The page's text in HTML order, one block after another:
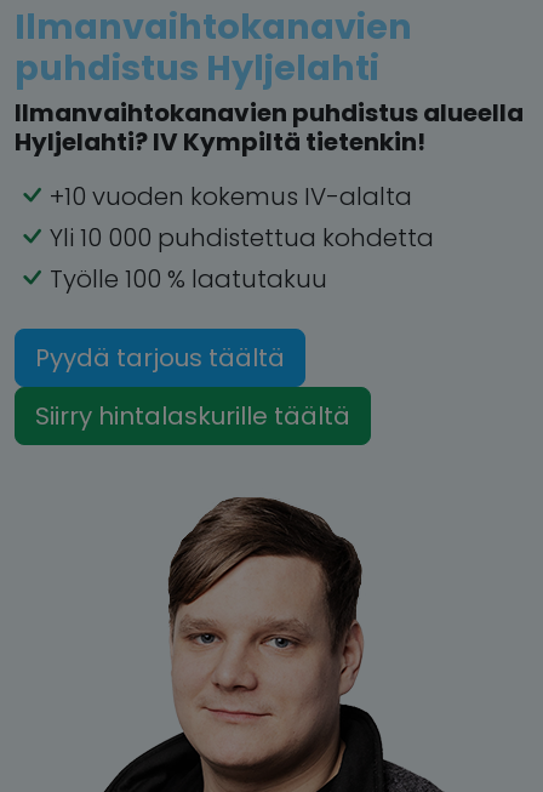
Ilmanvaihtokanavien
puhdistus Hyljelahti
Ilmanvaihtokanavien puhdistus alueella
Hyljelahti? IV Kympiltä tietenkin!
+10 vuoden kokemus IV-alalta
Yli 10 000 puhdistettua kohdetta
Työlle 100 % laatutakuu
Pyydä tarjous täältä
Siirry hintalaskurille täältä